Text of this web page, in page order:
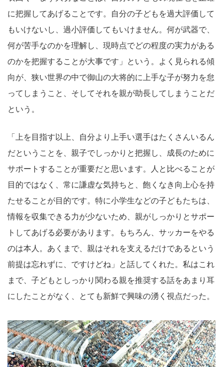
に把握してあげることです。自分の子どもを過大評価して
もいけないし、過小評価してもいけません。何が武器で、
何が苦手なのかを理解し、現時点でどの程度の実力がある
のかを把握することが大事です」という。よく見られる傾
向が、狭い世界の中で御山の大将的に上手な子が努力を怠
ってしまうこと、そしてそれを親が助長してしまうことだ
という。
「上を目指す以上、自分より上手い選手はたくさんいるん
だということを、親子でしっかりと把握し、成長のために
サポートすることが重要だと思います。人と比べることが
目的ではなく、常に謙虚な気持ちと、飽くなき向上心を持
たせることが目的です。特に小学生などの子どもたちは、
情報を収集できる力が少ないため、親がしっかりとサポー
トしてあげる必要があります。もちろん、サッカーをやる
のは本人。あくまで、親はそれを支えるだけであるという
前提は忘れずに、ですけどね」と話してくれた。私はこれ
まで、子どもとしっかり関わる親を推奨する話をあまり耳
にしたことがなく、とても新鮮で興味の湧く視点だった。